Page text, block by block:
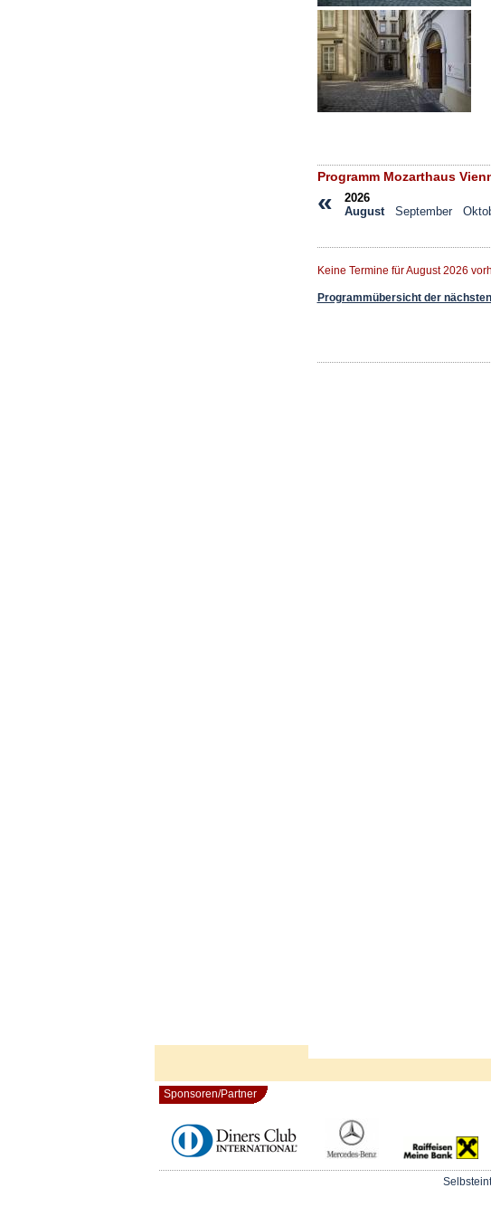
Programm Mozarthaus
«
2026
August
September
Keine Termine für August 2026
Programmübersicht der
Sponsoren/Partner